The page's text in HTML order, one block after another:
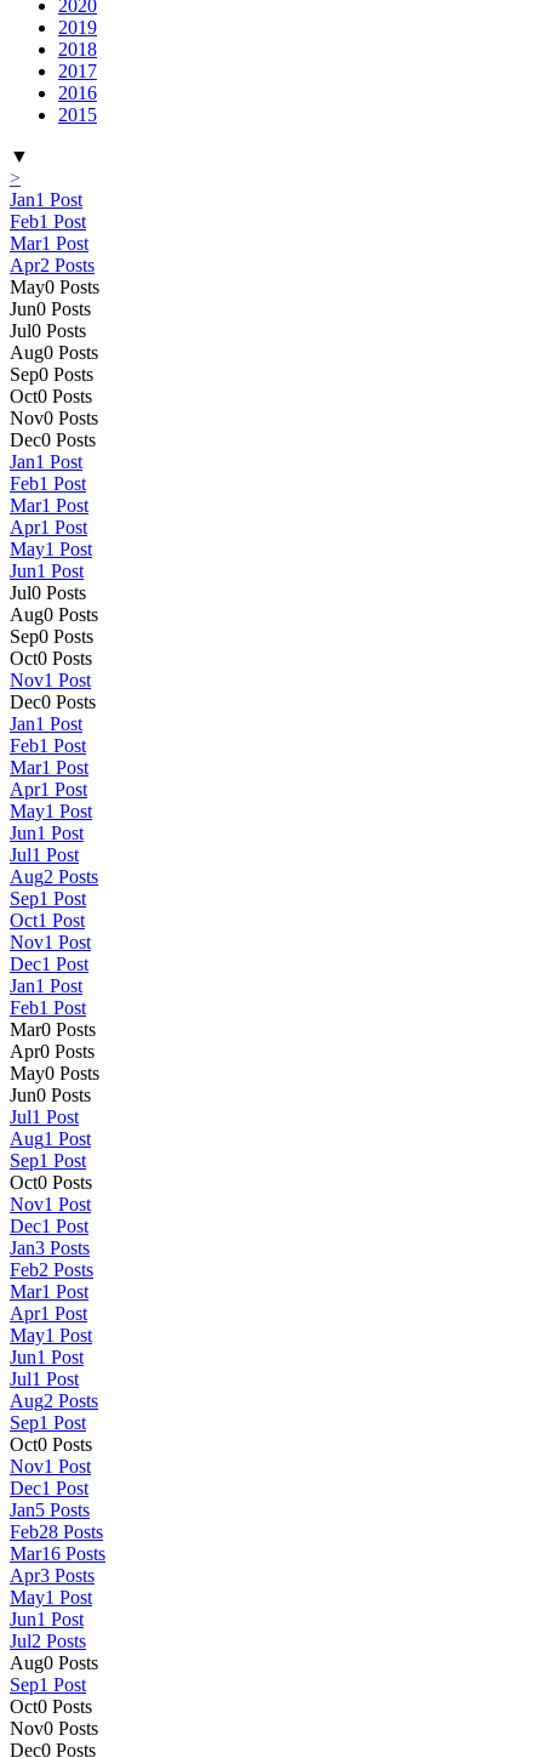
2020
2019
2018
2017
2016
2015
▼
>
Jan1 Post
Feb1 Post
Mar1 Post
Apr2 Posts
May0 Posts
Jun0 Posts
Jul0 Posts
Aug0 Posts
Sep0 Posts
Oct0 Posts
Nov0 Posts
Dec0 Posts
Jan1 Post
Feb1 Post
Mar1 Post
Apr1 Post
May1 Post
Jun1 Post
Jul0 Posts
Aug0 Posts
Sep0 Posts
Oct0 Posts
Nov1 Post
Dec0 Posts
Jan1 Post
Feb1 Post
Mar1 Post
Apr1 Post
May1 Post
Jun1 Post
Jul1 Post
Aug2 Posts
Sep1 Post
Oct1 Post
Nov1 Post
Dec1 Post
Jan1 Post
Feb1 Post
Mar0 Posts
Apr0 Posts
May0 Posts
Jun0 Posts
Jul1 Post
Aug1 Post
Sep1 Post
Oct0 Posts
Nov1 Post
Dec1 Post
Jan3 Posts
Feb2 Posts
Mar1 Post
Apr1 Post
May1 Post
Jun1 Post
Jul1 Post
Aug2 Posts
Sep1 Post
Oct0 Posts
Nov1 Post
Dec1 Post
Jan5 Posts
Feb28 Posts
Mar16 Posts
Apr3 Posts
May1 Post
Jun1 Post
Jul2 Posts
Aug0 Posts
Sep1 Post
Oct0 Posts
Nov0 Posts
Dec0 Posts